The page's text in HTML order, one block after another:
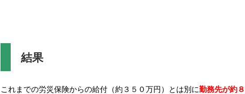
結果
これまでの労災保険からの給付（約３５０万円）とは別に勤務先が約